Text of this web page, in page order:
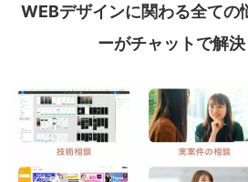
WEBデザインに関わる全ての
ーがチャットで解決